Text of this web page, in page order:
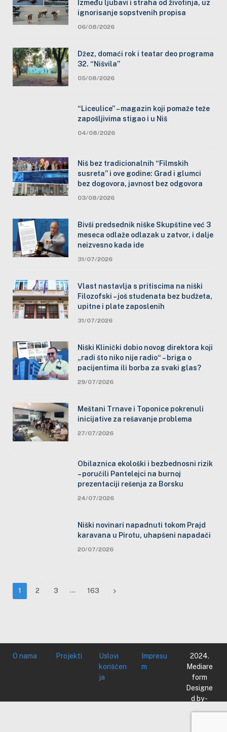
Između ljubavi i straha od životinja, uz
ignorisanje sopstvenih propisa
06/08/2026
Džez, domaći rok i teatar deo programa
32. “Nišvila”
05/08/2026
“Liceulice” – magazin koji pomaže teže
zapošljivima stigao i u Niš
04/08/2026
Niš bez tradicionalnih “Filmskih
susreta” i ove godine: Grad i glumci
bez dogovora, javnost bez odgovora
03/08/2026
Bivši predsednik niške Skupštine već 3
meseca odlaže odlazak u zatvor, i dalje
neizvesno kada ide
31/07/2026
Vlast nastavlja s pritiscima na niški
Filozofski – još studenata bez budžeta,
upitne i plate zaposlenih
31/07/2026
Niški Klinički dobio novog direktora koji
„radi što niko nije radio“ – briga o
pacijentima ili borba za svaki glas?
29/07/2026
Meštani Trnave i Toponice pokrenuli
inicijative za rešavanje problema
27/07/2026
Obilaznica ekološki i bezbednosni rizik
– poručili Pantelejci na burnoj
prezentaciji rešenja za Borsku
24/07/2026
Niški novinari napadnuti tokom Prajd
karavana u Pirotu, uhapšeni napadači
20/07/2026
1 2 3 … 163 Next
O nama Projekti
Uslovi
korišćen
ja
Impresu
m
2024.
Mediare
form
Designe
d by -